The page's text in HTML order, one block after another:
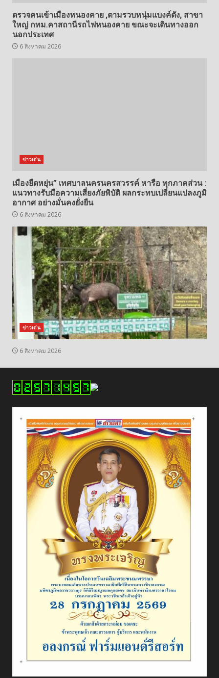
ตรวจคนเข้าเมืองหนองคาย ,ตามรวบหนุ่มแบงค์ดัง, สาขา
ใหญ่ กทม.คาสถานีรถไฟหนองคาย ขณะจะเดินทางออก
นอกประเทศ
6 สิงหาคม 2026
ข่าวเด่น
เมืองยืดหยุ่น” เทศบาลนครนครสวรรค์ หารือ ทุกภาคส่วน :
แนวทางรับมือความเสี่ยงภัยพิบัติ ผลกระทบเปลี่ยนแปลงภูมิ
อากาศ อย่างมั่นคงยั่งยืน
6 สิงหาคม 2026
ข่าวเด่น
6 สิงหาคม 2026